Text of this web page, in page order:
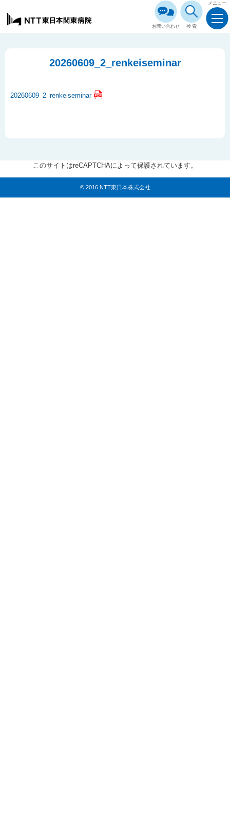
お問い合わせ 検索
メニュー
20260609_2_renkeiseminar
20260609_2_renkeiseminar
このサイトはreCAPTCHAによって保護されています。
© 2016 NTT東日本株式会社